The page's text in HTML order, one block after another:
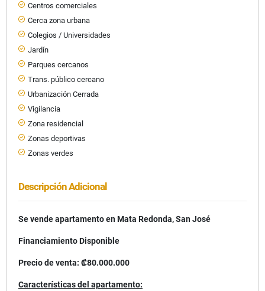
Centros comerciales
Cerca zona urbana
Colegios / Universidades
Jardín
Parques cercanos
Trans. público cercano
Urbanización Cerrada
Vigilancia
Zona residencial
Zonas deportivas
Zonas verdes
Descripción Adicional
Se vende apartamento en Mata Redonda, San José
Financiamiento Disponible
Precio de venta: ₡80.000.000
Características del apartamento: